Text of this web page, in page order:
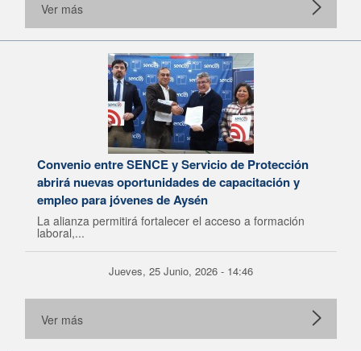
Ver más
Convenio entre SENCE y Servicio de Protección
abrirá nuevas oportunidades de capacitación y
empleo para jóvenes de Aysén
La alianza permitirá fortalecer el acceso a formación
laboral,...
Jueves, 25 Junio, 2026 - 14:46
Ver más